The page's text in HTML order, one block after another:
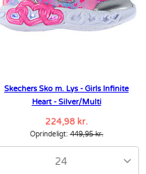
Skechers Sko m. Lys - Girls Infinite
Heart - Silver/Multi
224,98 kr.
Oprindeligt:449,95 kr.
24